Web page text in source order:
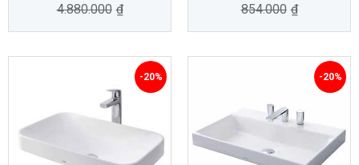
4.880.000 ₫ 854.000 ₫
-20% -20%